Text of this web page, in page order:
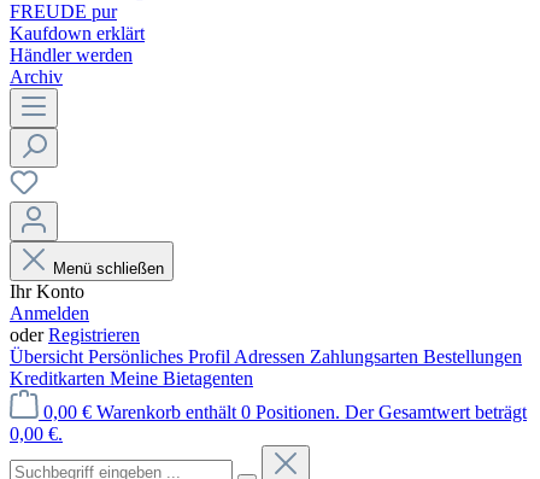
FREUDE pur
Kaufdown erklärt
Händler werden
Archiv
Menü schließen
Ihr Konto
Anmelden
oderRegistrieren
Übersicht Persönliches Profil Adressen Zahlungsarten Bestellungen
Kreditkarten Meine Bietagenten
0,00 € Warenkorb enthält 0 Positionen. Der Gesamtwert beträgt
0,00 €.